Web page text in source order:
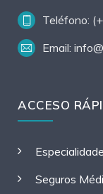
Teléfono:
Email:
ACCESO
Seguros